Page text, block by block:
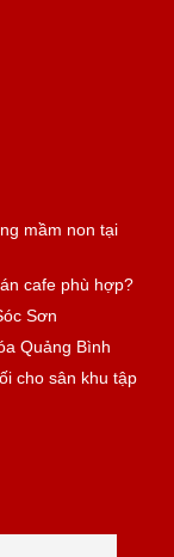
mầm non tại
cafe phù hợp?
Sơn
Quảng Bình
cho sân khu tập